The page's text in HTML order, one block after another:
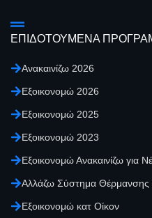
ΕΠΙΔΟΤΟΥΜΕΝΑ
Ανακαινίζω 2026
Εξοικονομώ 2026
Εξοικονομώ 2025
Εξοικονομώ 2023
Εξοικονομώ Ανακαινίζω για
Αλλάζω Σύστημα Θέρμανσης
Εξοικονομώ κατ Οίκον